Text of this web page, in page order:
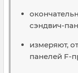
сэндвич-
измеряют,
панелей F-